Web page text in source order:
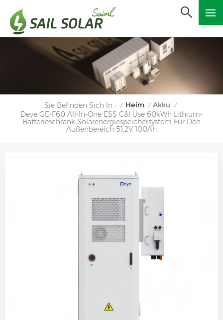
Sie Befinden Sich In : / Heim / Akku /
Deye GE-F60 All-In-One ESS C&I Use 60kWh Lithium-
Batterieschrank Solarenergiespeichersystem Für Den
Außenbereich 51,2V 100Ah